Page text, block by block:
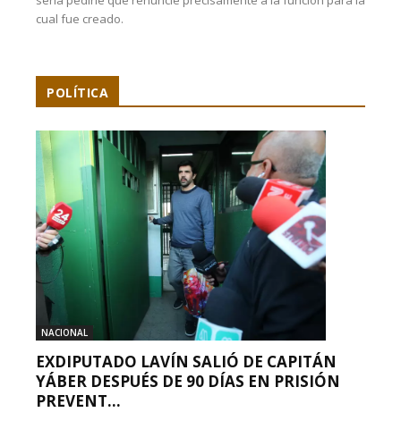
cual fue creado.
POLÍTICA
NACIONAL
EXDIPUTADO LAVÍN SALIÓ DE CAPITÁN
YÁBER DESPUÉS DE 90 DÍAS EN PRISIÓN
PREVENT...